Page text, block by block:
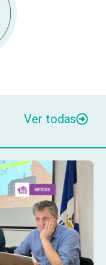
Ver todas